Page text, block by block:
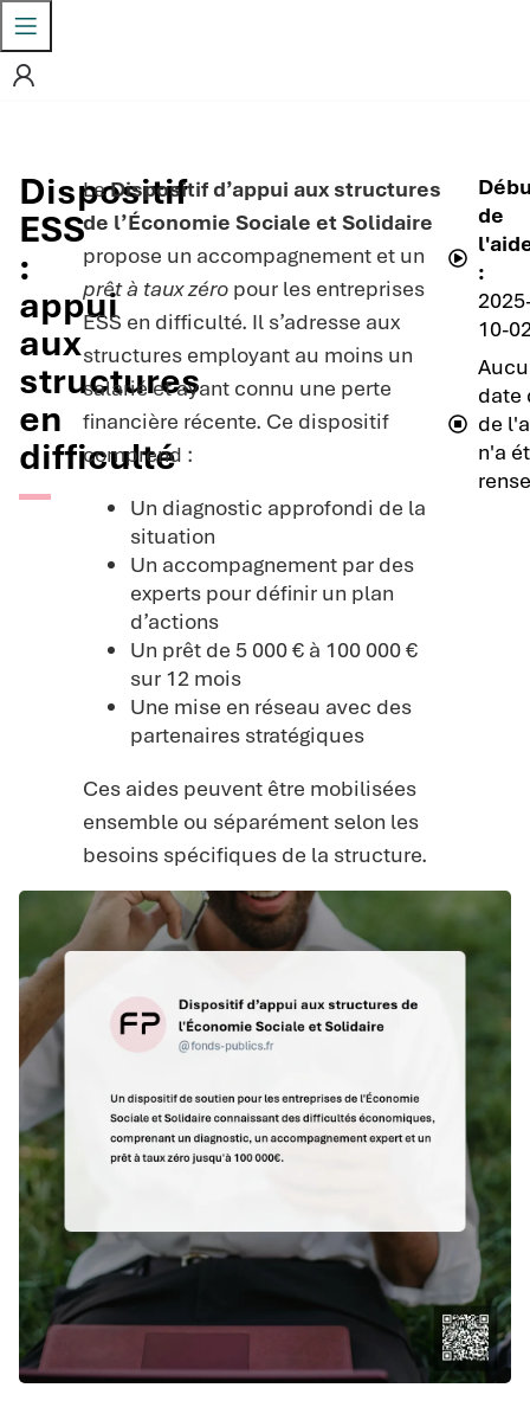
Dispositif
ESS
:
appui
aux
structures
en
difficulté
LeDispositif d’appui aux structures
de l’Économie Sociale et Solidaire
propose un accompagnement et un
prêt à taux zéro pour les entreprises
ESS en difficulté. Il s’adresse aux
structures employant au moins un
salarié et ayant connu une perte
financière récente. Ce dispositif
comprend :
Un diagnostic approfondi de la
situation
Un accompagnement par des
experts pour définir un plan
d’actions
Un prêt de 5 000 € à 100 000 €
sur 12 mois
Une mise en réseau avec des
partenaires stratégiques
Ces aides peuvent être mobilisées
ensemble ou séparément selon les
besoins spécifiques de la structure.
de
:
10-
date
de
n'a